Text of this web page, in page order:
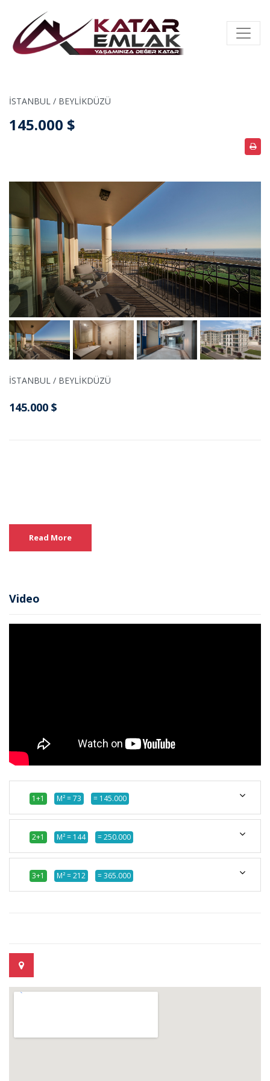
İSTANBUL / BEYLİKDÜZÜ
145.000 $
İSTANBUL / BEYLİKDÜZÜ
145.000 $
Read More
Video
1+1 M² = 73 = 145.000
2+1 M² = 144 = 250.000
3+1 M² = 212 = 365.000